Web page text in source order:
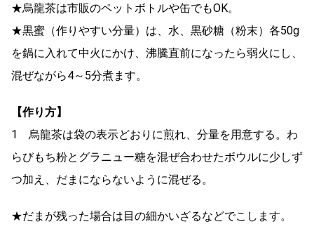
★烏龍茶は市販のペットボトルや缶でもOK。
★黒蜜（作りやすい分量）は、水、黒砂糖（粉末）各50g
を鍋に入れて中火にかけ、沸騰直前になったら弱火にし、
混ぜながら4～5分煮ます。
【作り方】
1 烏龍茶は袋の表示どおりに煎れ、分量を用意する。わ
らびもち粉とグラニュー糖を混ぜ合わせたボウルに少しず
つ加え、だまにならないように混ぜる。
★だまが残った場合は目の細かいざるなどでこします。